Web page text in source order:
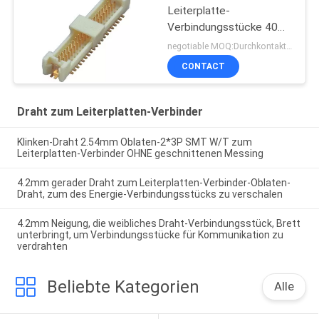
Leiterplatte-
Verbindungsstücke 40
Pin-Titel
negotiable MOQ:Durchkontaktierung
CONTACT
Draht zum Leiterplatten-Verbinder
Klinken-Draht 2.54mm Oblaten-2*3P SMT W/T zum
Leiterplatten-Verbinder OHNE geschnittenen Messing
4.2mm gerader Draht zum Leiterplatten-Verbinder-Oblaten-
Draht, zum des Energie-Verbindungsstücks zu verschalen
4.2mm Neigung, die weibliches Draht-Verbindungsstück, Brett
unterbringt, um Verbindungsstücke für Kommunikation zu
verdrahten
Beliebte Kategorien Alle